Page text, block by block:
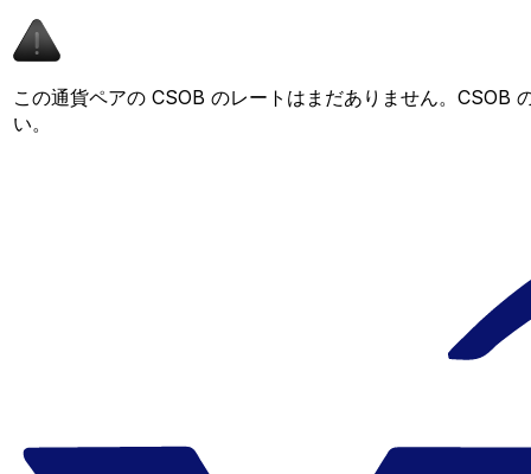
この通貨ペアの CSOB のレートはまだありません。CSOB
い。